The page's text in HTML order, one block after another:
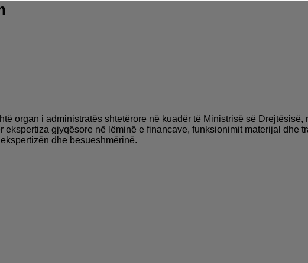
organ i administratës shtetërore në kuadër të Ministrisë së
gjyqësore në lëminë e financave, funksionimit materijal dhe
dhe besueshmërinë.